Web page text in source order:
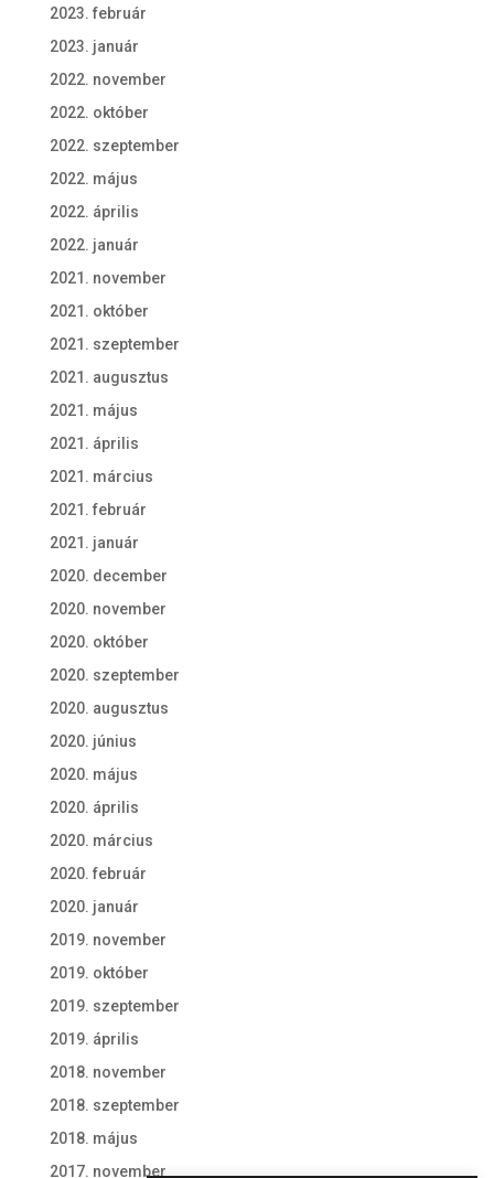
2023. február
2023. január
2022. november
2022. október
2022. szeptember
2022. május
2022. április
2022. január
2021. november
2021. október
2021. szeptember
2021. augusztus
2021. május
2021. április
2021. március
2021. február
2021. január
2020. december
2020. november
2020. október
2020. szeptember
2020. augusztus
2020. június
2020. május
2020. április
2020. március
2020. február
2020. január
2019. november
2019. október
2019. szeptember
2019. április
2018. november
2018. szeptember
2018. május
2017. november